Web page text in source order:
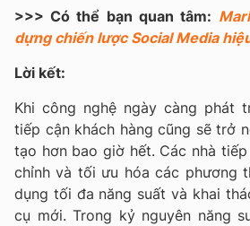
>>> Có thể bạn quan tâm:
dựng chiến lược Social Media
Lời kết:
Khi công nghệ ngày càng phát
tiếp cận khách hàng cũng sẽ trở
tạo hơn bao giờ hết. Các nhà
chỉnh và tối ưu hóa các phương
dụng tối đa năng suất và khai
cụ mới. Trong kỷ nguyên năng